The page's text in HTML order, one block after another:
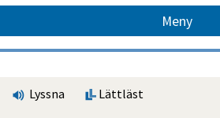
Meny
Lyssna Lättläst